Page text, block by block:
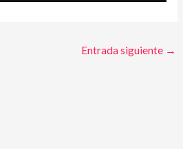
Entrada siguiente →